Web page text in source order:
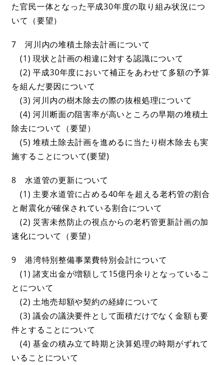
た官民一体となった平成30年度の取り組み状況につ
いて（要望）
7 河川内の堆積土除去計画について
(1) 現状と計画の相違に対する認識について
(2) 平成30年度において補正をあわせて多額の予算
を組んだ要因について
(3) 河川内の樹木除去の際の抜根処理について
(4) 河川断面の阻害率が高いところの早期の堆積土
除去について（要望）
(5) 堆積土除去計画を進めるに当たり樹木除去も実
施することについて(要望)
8 水道管の更新について
(1) 主要水道管に占める40年を超える老朽管の割合
と耐震化が確保されている割合について
(2) 災害未然防止の視点からの老朽管更新計画の加
速化について（要望）
9 港湾特別整備事業費特別会計について
(1) 諸支出金が増額して15億円余りとなっているこ
とについて
(2) 土地売却額や契約の経緯について
(3) 議会の議決要件として面積だけでなく金額も要
件とすることについて
(4) 基金の積み立て時期と決算処理の時期がずれて
いることについて